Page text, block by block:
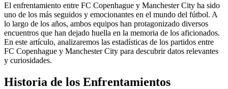
El enfrentamiento entre FC Copenhague y Manchester City ha sido
uno de los más seguidos y emocionantes en el mundo del fútbol. A
lo largo de los años, ambos equipos han protagonizado diversos
encuentros que han dejado huella en la memoria de los aficionados.
En este artículo, analizaremos las estadísticas de los partidos entre
FC Copenhague y Manchester City para descubrir datos relevantes
y curiosidades.
Historia de los Enfrentamientos